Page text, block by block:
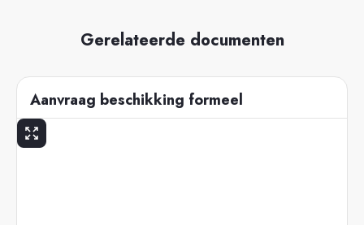
Gerelateerde documenten
Aanvraag beschikking formeel